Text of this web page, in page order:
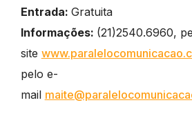
Entrada: Gratuita
Informações: (21)2540.6960,
site
pelo e-
mail